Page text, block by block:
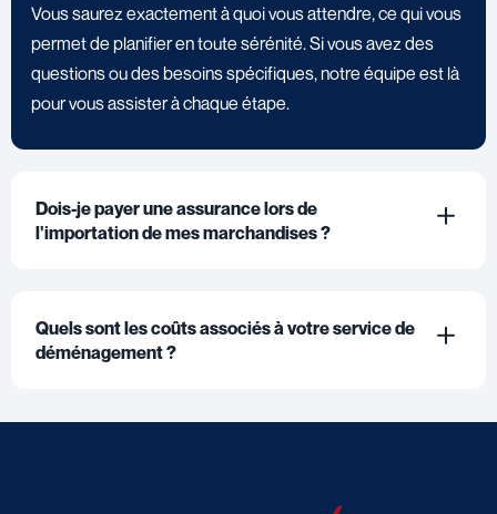
Vous saurez exactement à quoi vous attendre, ce qui vous
permet de planifier en toute sérénité. Si vous avez des
questions ou des besoins spécifiques, notre équipe est là
pour vous assister à chaque étape.
Dois-je payer une assurance lors de
l'importation de mes marchandises ?
Quels sont les coûts associés à votre service de
déménagement ?